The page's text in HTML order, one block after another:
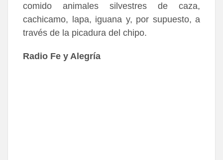
comido animales silvestres de caza,
cachicamo, lapa, iguana y, por supuesto, a
través de la picadura del chipo.
Radio Fe y Alegría